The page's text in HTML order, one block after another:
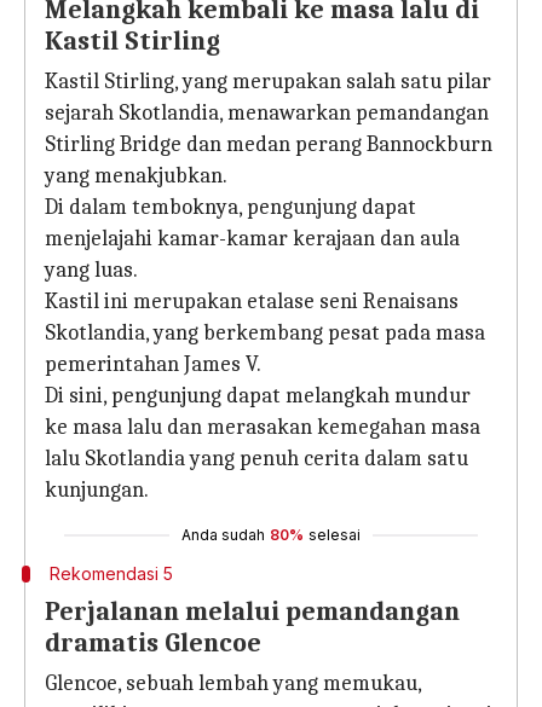
Melangkah kembali ke masa lalu di
Kastil Stirling
Kastil Stirling, yang merupakan salah satu pilar
sejarah Skotlandia, menawarkan pemandangan
Stirling Bridge dan medan perang Bannockburn
yang menakjubkan.
Di dalam temboknya, pengunjung dapat
menjelajahi kamar-kamar kerajaan dan aula
yang luas.
Kastil ini merupakan etalase seni Renaisans
Skotlandia, yang berkembang pesat pada masa
pemerintahan James V.
Di sini, pengunjung dapat melangkah mundur
ke masa lalu dan merasakan kemegahan masa
lalu Skotlandia yang penuh cerita dalam satu
kunjungan.
Anda sudah 80% selesai
Rekomendasi 5
Perjalanan melalui pemandangan
dramatis Glencoe
Glencoe, sebuah lembah yang memukau,